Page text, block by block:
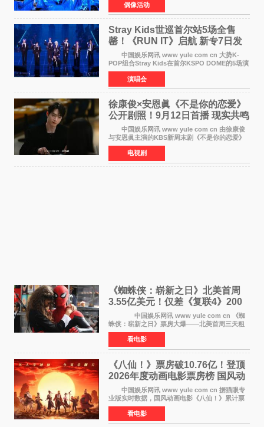
于8月3日发行的专辑，主打柔和成熟氛围的夏日
音乐，收录了成员们想着
偶像活动
Stray Kids世巡首尔站5场全售
罄！《RUN IT》启航 新专7日发
中国娱乐网讯 www yule com cn 大势K-
POP组合Stray Kids在首尔KSPO DOME的5场演
唱会全部售罄，为新世界巡演拉开序幕。据所属
社JYP娱乐透露，Stray Kids于上月25至26日、
29日及本月1至2日
演唱会
徐康俊×安恩眞《不是你的恋爱》
公开剧照！9月12日首播 现实共鸣
罗曼史来袭
中国娱乐网讯 www yule com cn 由徐康俊
与安恩眞主演的KBS新周末剧《不是你的恋爱》
于近日公开首波剧照，正式定档9月12日首
播。 剧照中，徐康俊与安恩眞并肩而坐，眼
神中流露出复杂而微
电视剧
《蜘蛛侠：崭新之日》北美首周
3.55亿美元！仅差《复联4》200
万 影史第二全球开画
中国娱乐网讯 www yule com cn 《蜘
蛛侠：崭新之日》票房大爆——北美首周三天粗
报3 55亿美元，仅比影史最高北美开画《复仇者
联盟4：终局之战》的3 571亿美元少200万出头，
精报调整后仍
看电影
《八仙！》票房破10.76亿！登顶
2026年度动画电影票房榜 国风动
画逆袭暑期档
中国娱乐网讯 www yule com cn 据猫眼专
业版实时数据，国风动画电影《八仙！》累计票
房突破10 76亿元，超过《熊出没·年年有熊》，
暂列2026年度动画影片票房榜冠军。该片自暑期
档登陆院线以
看电影